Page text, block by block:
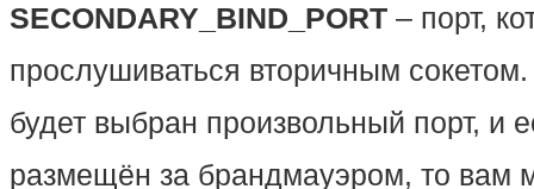
SECONDARY_BIND_PORT – порт,
прослушиваться вторичным
будет выбран произвольный порт, и
размещён за брандмауэром, то вам